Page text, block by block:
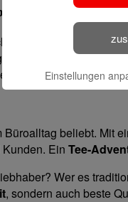
für alle,
Der Kölner
Büroalltag beliebt. Mit
Ein Tee-
Wer es
, sondern auch beste
Einstellungen